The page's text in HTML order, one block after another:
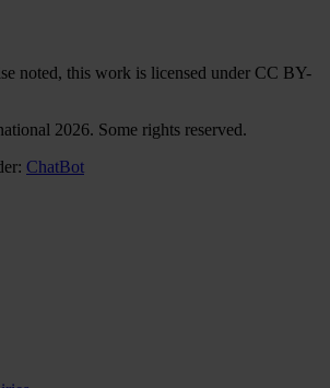
noted, this work is licensed under CC BY-
2026. Some rights reserved.
ChatBot